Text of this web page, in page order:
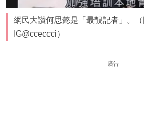
網民大讚何思懿是「最靚記者」。（
IG@cceccci）
廣告